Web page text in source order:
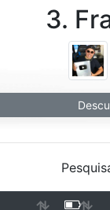
3.